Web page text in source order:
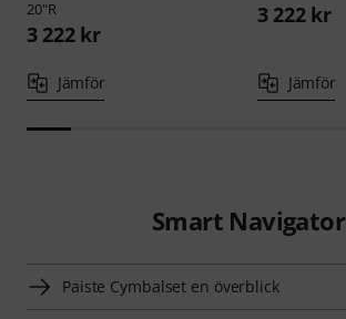
20"R
3 222 kr
Jämför
3 222 kr
Jämför
Smart Navigator
Paiste Cymbalset en överblick